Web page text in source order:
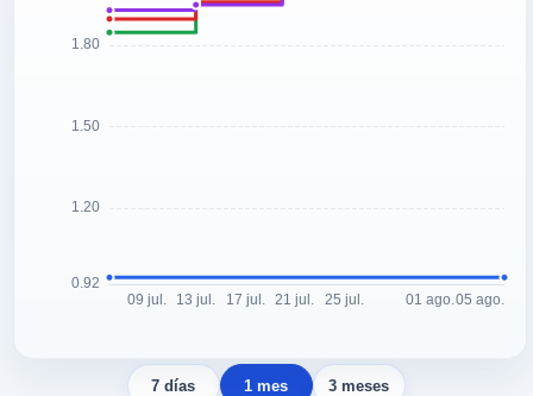
7 días 1 mes 3 meses